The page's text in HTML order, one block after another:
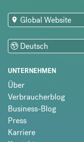
UNTERNEHMEN
Über
Verbraucherblog
Business-Blog
Press
Karriere